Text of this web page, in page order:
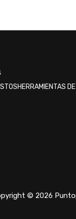
HERRAMIENTAS
© 2026